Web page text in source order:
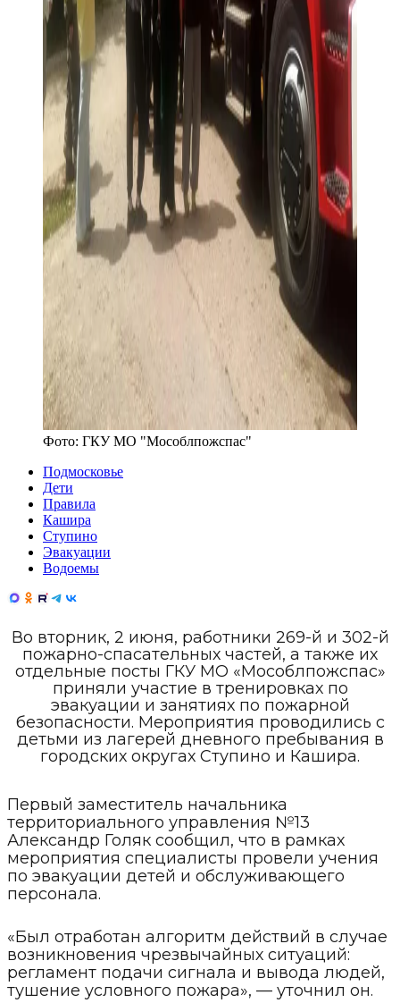
Фото: ГКУ МО "Мособлпожспас"
Подмосковье
Дети
Правила
Кашира
Ступино
Эвакуации
Водоемы
Во вторник, 2 июня, работники 269-й и 302-й
пожарно-спасательных частей, а также их
отдельные посты ГКУ МО «Мособлпожспас»
приняли участие в тренировках по
эвакуации и занятиях по пожарной
безопасности. Мероприятия проводились с
детьми из лагерей дневного пребывания в
городских округах Ступино и Кашира.
Первый заместитель начальника
территориального управления №13
Александр Голяк сообщил, что в рамках
мероприятия специалисты провели учения
по эвакуации детей и обслуживающего
персонала.
«Был отработан алгоритм действий в случае
возникновения чрезвычайных ситуаций:
регламент подачи сигнала и вывода людей,
тушение условного пожара», — уточнил он.